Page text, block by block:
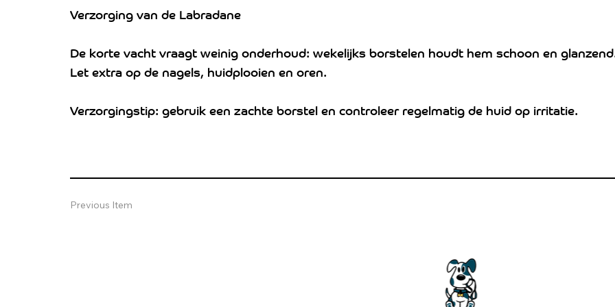
Verzorging van de Labradane
De korte vacht vraagt weinig onderhoud: wekelijks borstelen houdt hem schoon en
Let extra op de nagels, huidplooien en oren.
Verzorgingstip: gebruik een zachte borstel en controleer regelmatig de huid op irritatie.
Previous Item